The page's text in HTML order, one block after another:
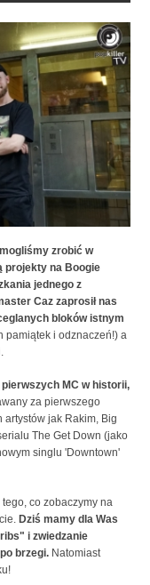
zrobić w
projekty na Boogie
jednego z
Caz zaprosił nas
bloków istnym
pamiątek i odznaczeń!) a
MC w historii,
za pierwszego
jak Rakim, Big
The Get Down (jako
singlu 'Downtown'
co zobaczymy na
Dziś mamy dla Was
i zwiedzanie
brzegi. Natomiast